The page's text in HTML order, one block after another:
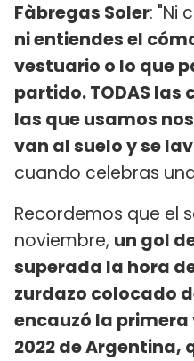
Fàbregas Soler: "Ni
ni entiendes el
vestuario o lo que
partido. TODAS
las que usamos
van al suelo y se
cuando celebras
Recordemos que el
noviembre, un gol
superada la hora
zurdazo colocado
encauzó la
2022 de Argentina,